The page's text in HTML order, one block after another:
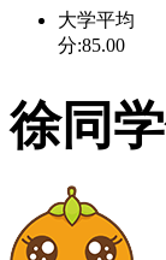
言学
系列
颁发
名学
大学平均
分:85.00
徐同